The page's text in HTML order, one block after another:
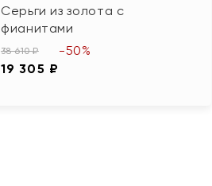
Серьги из золота с
фианитами
38 610 ₽
19 305 ₽
-50%